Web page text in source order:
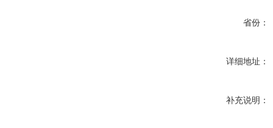
省份：
详细地址：
补充说明：